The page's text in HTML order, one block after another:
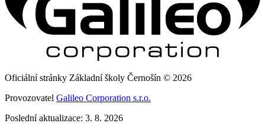
Oficiální stránky Základní školy Černošín © 2026
Provozovatel Galileo Corporation s.r.o.
Poslední aktualizace: 3. 8. 2026